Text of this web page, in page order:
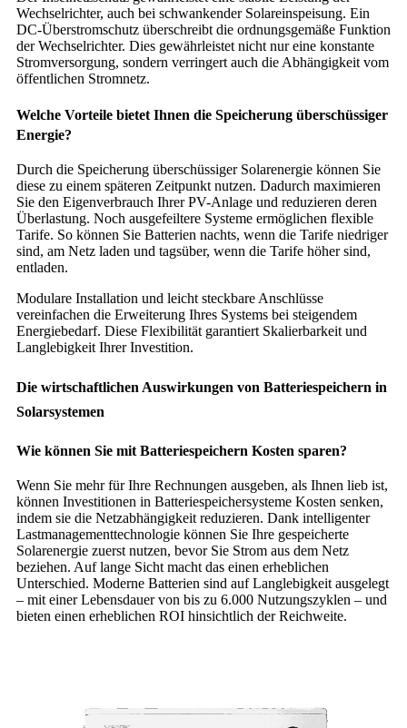
Wechselrichter, auch bei schwankender Solareinspeisung. Ein
DC-Überstromschutz überschreibt die ordnungsgemäße Funktion
der Wechselrichter. Dies gewährleistet nicht nur eine konstante
Stromversorgung, sondern verringert auch die Abhängigkeit vom
öffentlichen Stromnetz.
Welche Vorteile bietet Ihnen die Speicherung überschüssiger
Energie?
Durch die Speicherung überschüssiger Solarenergie können Sie
diese zu einem späteren Zeitpunkt nutzen. Dadurch maximieren
Sie den Eigenverbrauch Ihrer PV-Anlage und reduzieren deren
Überlastung. Noch ausgefeiltere Systeme ermöglichen flexible
Tarife. So können Sie Batterien nachts, wenn die Tarife niedriger
sind, am Netz laden und tagsüber, wenn die Tarife höher sind,
entladen.
Modulare Installation und leicht steckbare Anschlüsse
vereinfachen die Erweiterung Ihres Systems bei steigendem
Energiebedarf. Diese Flexibilität garantiert Skalierbarkeit und
Langlebigkeit Ihrer Investition.
Die wirtschaftlichen Auswirkungen von Batteriespeichern in
Solarsystemen
Wie können Sie mit Batteriespeichern Kosten sparen?
Wenn Sie mehr für Ihre Rechnungen ausgeben, als Ihnen lieb ist,
können Investitionen in Batteriespeichersysteme Kosten senken,
indem sie die Netzabhängigkeit reduzieren. Dank intelligenter
Lastmanagementtechnologie können Sie Ihre gespeicherte
Solarenergie zuerst nutzen, bevor Sie Strom aus dem Netz
beziehen. Auf lange Sicht macht das einen erheblichen
Unterschied. Moderne Batterien sind auf Langlebigkeit ausgelegt
– mit einer Lebensdauer von bis zu 6.000 Nutzungszyklen – und
bieten einen erheblichen ROI hinsichtlich der Reichweite.